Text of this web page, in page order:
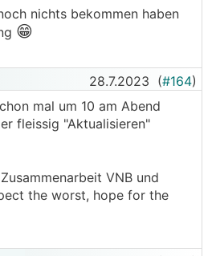
nichts bekommen haben
😁
28.7.2023 (#164)
mal um 10 am Abend
fleissig "Aktualisieren"
VNB und
the worst, hope for the